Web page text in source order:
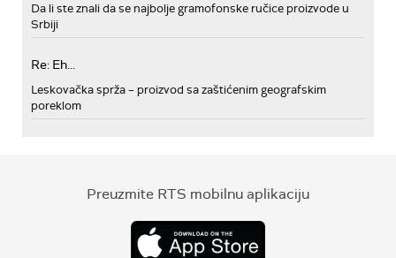
Da li ste znali da se najbolje gramofonske ručice proizvode u
Srbiji
Re: Eh...
Leskovačka sprža – proizvod sa zaštićenim geografskim
poreklom
Preuzmite RTS mobilnu aplikaciju